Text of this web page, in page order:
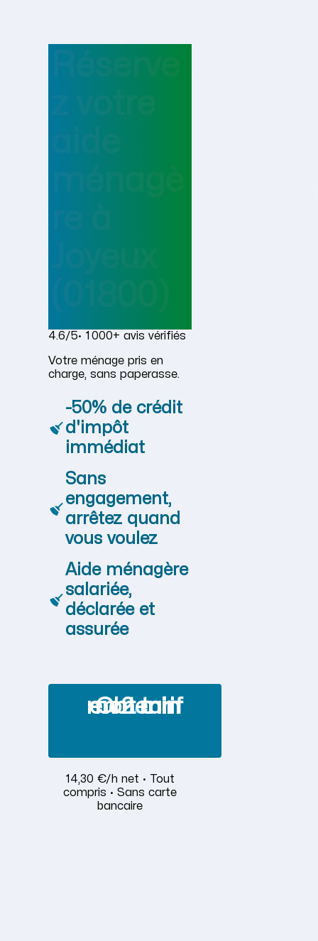
4.6/5· 1 000+ avis vérifiés
Votre ménage pris en
charge, sans paperasse.
-50% de crédit
d'impôt
immédiat
Sans
engagement,
arrêtez quand
vous voulez
Aide ménagère
salariée,
déclarée et
assurée
Obtenir mon tarif en 2 min
14,30 €/h net · Tout
compris · Sans carte
bancaire